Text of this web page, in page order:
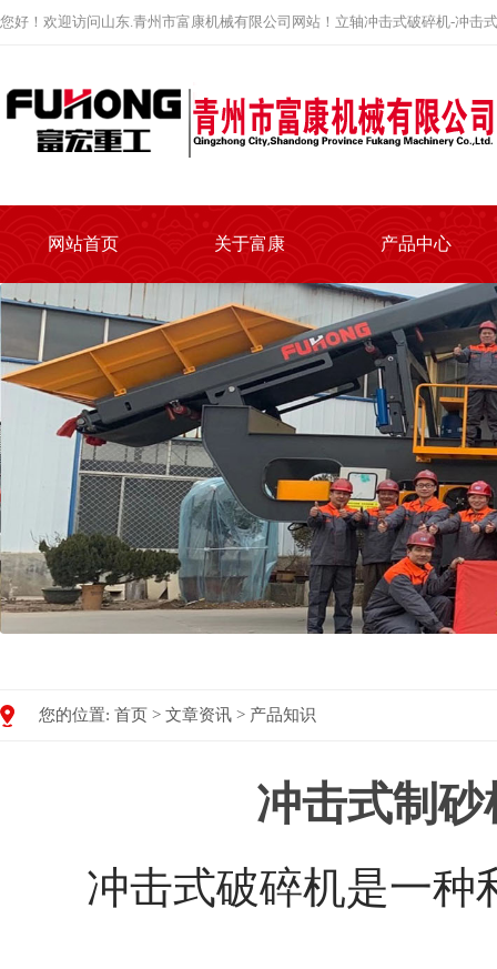
您好！欢迎访问山东.青州市富康机械有限公司网站！立轴冲击式破碎机-冲击
网站首页 关于富康 产品中心
您的位置: 首页 > 文章资讯 > 产品知识
冲击式制
冲击式破碎机是一种